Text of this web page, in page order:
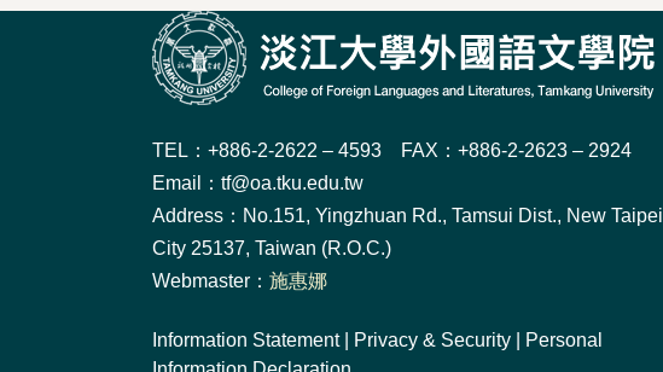
TEL：+886-2-2622 – 4593 FAX：+886-2-2623 – 2924
Email：tf@oa.tku.edu.tw
Address：No.151, Yingzhuan Rd., Tamsui Dist., New Taipei
City 25137, Taiwan (R.O.C.)
Webmaster： 施惠娜
Information Statement| Privacy & Security
Personal